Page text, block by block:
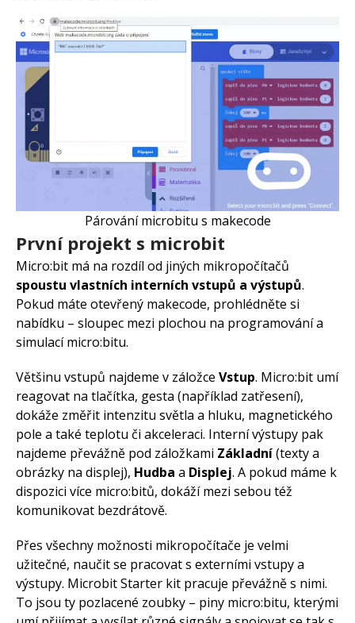
Párování microbitu s makecode
První projekt s microbit
Micro:bit má na rozdíl od jiných mikropočítačů
spoustu vlastních interních vstupů a výstupů.
Pokud máte otevřený makecode, prohlédněte si
nabídku – sloupec mezi plochou na programování a
simulací micro:bitu.
Většinu vstupů najdeme v záložce Vstup. Micro:bit umí
reagovat na tlačítka, gesta (například zatřesení),
dokáže změřit intenzitu světla a hluku, magnetického
pole a také teplotu či akceleraci. Interní výstupy pak
najdeme převážně pod záložkami Základní(texty a
obrázky na displej), Hudba a Displej. A pokud máme k
dispozici více micro:bitů, dokáží mezi sebou též
komunikovat bezdrátově.
Přes všechny možnosti mikropočítače je velmi
užitečné, naučit se pracovat s externími vstupy a
výstupy. Microbit Starter kit pracuje převážně s nimi.
To jsou ty pozlacené zoubky – piny micro:bitu, kterými